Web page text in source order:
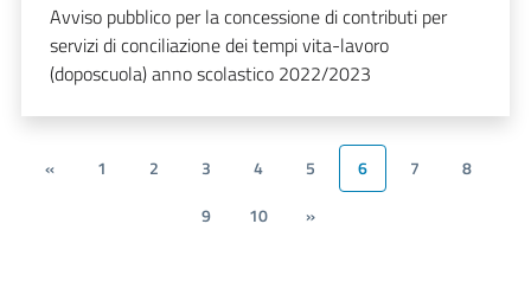
Avviso pubblico per la concessione di contributi per
servizi di conciliazione dei tempi vita-lavoro
(doposcuola) anno scolastico 2022/2023
« 1 2 3 4 5 6 7
8
9
10 »